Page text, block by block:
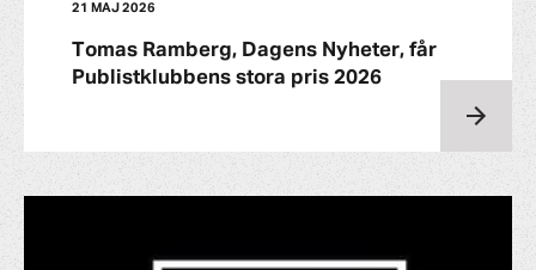
21 MAJ 2026
Tomas Ramberg, Dagens Nyheter, får
Publistklubbens stora pris 2026